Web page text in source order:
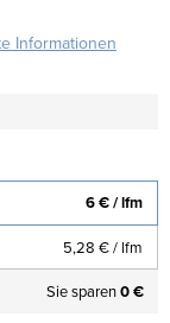
Informationen
6 €/ lfm
5,28 €/ lfm
Sie sparen0 €